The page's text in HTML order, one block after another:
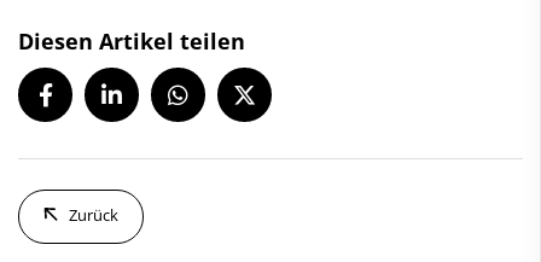
Diesen Artikel teilen
Zurück